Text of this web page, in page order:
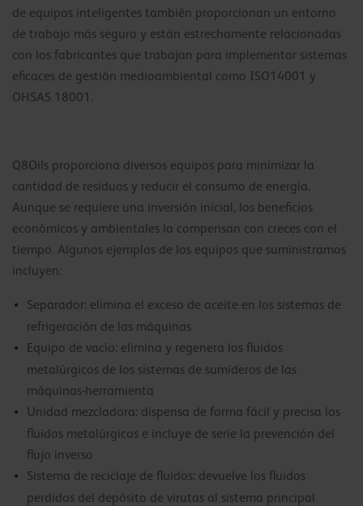
de equipos inteligentes también proporcionan un entorno
de trabajo más seguro y están estrechamente relacionadas
con los fabricantes que trabajan para implementar sistemas
eficaces de gestión medioambiental como ISO14001 y
OHSAS 18001.
Q8Oils proporciona diversos equipos para minimizar la
cantidad de residuos y reducir el consumo de energía.
Aunque se requiere una inversión inicial, los beneficios
económicos y ambientales la compensan con creces con el
tiempo. Algunos ejemplos de los equipos que suministramos
incluyen:
Separador: elimina el exceso de aceite en los sistemas de
refrigeración de las máquinas
Equipo de vacío: elimina y regenera los fluidos
metalúrgicos de los sistemas de sumideros de las
máquinas-herramienta
Unidad mezcladora: dispensa de forma fácil y precisa los
fluidos metalúrgicos e incluye de serie la prevención del
flujo inverso
Sistema de reciclaje de fluidos: devuelve los fluidos
perdidos del depósito de virutas al sistema principal